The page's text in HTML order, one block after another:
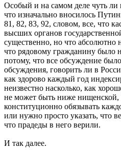
Особый и на самом деле чуть
что изначально вносилось
81, 82, 83, 92, словом, все, что
высших органов
существенно, но что абсолютно
что рядовому гражданину было
потому, что все обсуждение
обсуждения, говорить ли в
как здорово каждый год
неизвестно насколько, как
не может быть ниже
конституционно обязывать
или нужно просто указать, что
что прадеды в него верили.
И так далее.